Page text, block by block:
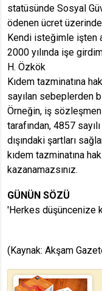
statüsünde Sosyal
ödenen ücret
Kendi isteğimle işten
2000 yılında işe
H. Özkök
Kıdem tazminatına
sayılan sebeplerden
Örneğin, iş
tarafından, 4857
dışındaki şartları
kıdem tazminatına
kazanamazsınız.
GÜNÜN SÖZÜ
'Herkes düşüncenize
(Kaynak: Akşam